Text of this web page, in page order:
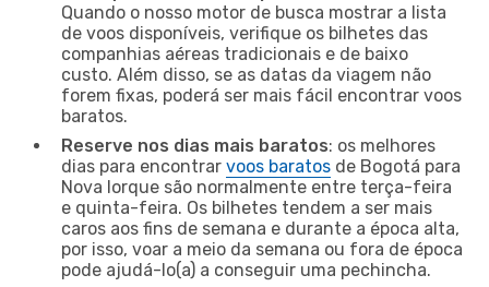
Quando o nosso motor de busca mostrar a lista
de voos disponíveis, verifique os bilhetes das
companhias aéreas tradicionais e de baixo
custo. Além disso, se as datas da viagem não
forem fixas, poderá ser mais fácil encontrar voos
baratos.
Reserve nos dias mais baratos: os melhores
dias para encontrar voos baratos de Bogotá para
Nova Iorque são normalmente entre terça-feira
e quinta-feira. Os bilhetes tendem a ser mais
caros aos fins de semana e durante a época alta,
por isso, voar a meio da semana ou fora de época
pode ajudá-lo(a) a conseguir uma pechincha.